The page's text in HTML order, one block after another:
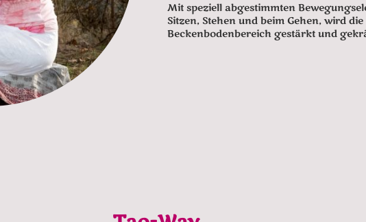
Mit speziell abgestimmten
Sitzen, Stehen und beim Gehen, wird
Beckenbodenbereich gestärkt und